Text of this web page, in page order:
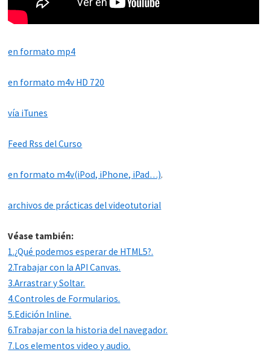
en formato mp4
en formato m4v HD 720
vía iTunes
Feed Rss del Curso
en formato m4v(iPod, iPhone, iPad…).
archivos de prácticas del videotutorial
Véase también:
1.¿Qué podemos esperar de HTML5?.
2.Trabajar con la API Canvas.
3.Arrastrar y Soltar.
4.Controles de Formularios.
5.Edición Inline.
6.Trabajar con la historia del navegador.
7.Los elementos video y audio.